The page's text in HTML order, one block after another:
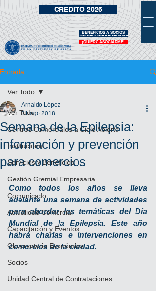
¡QUIERO ASOCIARME!
VIDRIERA DE BENEFICIOS
BENEFICIOS A SOCIOS
CREDITO 2026
Entrada
Ver Todo
Centros Comerciales a Cielo Abierto
Institucional
Servicios y Beneficios
Gestión Gremial Empresaria
Comunicado
Actualidad Comercial
Capacitación y Eventos
Observatorio Económico
Socios
Unidad Central de Contrataciones
Ver Todo
Semana de la Epilepsia:
información y prevención
para comercios
Arnaldo López
31 ago 2018
Como todos los años se lleva
adelante una semana de actividades
para abordar las temáticas del Día
Mundial de la Epilepsia. Este año
habrá charlas e intervenciones en
comercios de la ciudad.